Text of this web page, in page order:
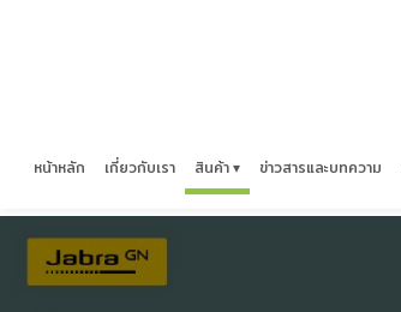
หน้าหลัก เกี่ยวกับเรา สินค้า ▾ ข่าวสารและบทความ